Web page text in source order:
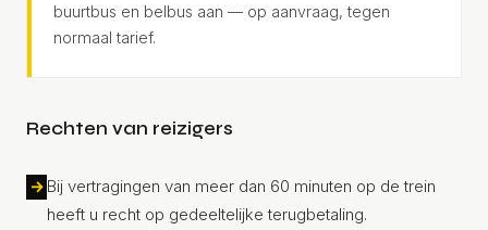
buurtbus en belbus aan — op aanvraag, tegen
normaal tarief.
Rechten van reizigers
Bij vertragingen van meer dan 60 minuten op de trein
heeft u recht op gedeeltelijke terugbetaling.